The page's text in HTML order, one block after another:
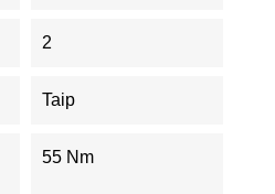
2
Taip
55 Nm